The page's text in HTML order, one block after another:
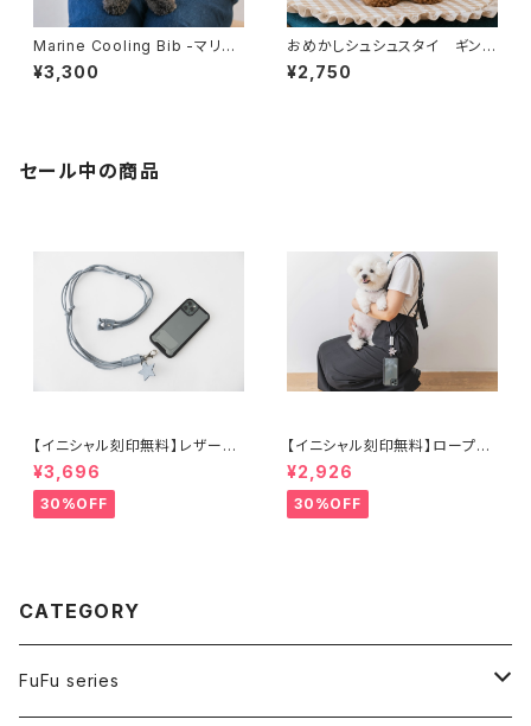
Marine Cooling Bib -マリン
クーリングスタイ(ポーチ付き）
- ブルー [オンライン限定]
¥3,300
おめかしシュシュスタイ ギンガ
ムベージュ×ホワイト
¥2,750
セール中の商品
【イニシャル刻印無料】レザース
マホストラップ ブルー
¥3,696
30%OFF
【イニシャル刻印無料】ロープス
マホストラップ シルバー
¥2,926
30%OFF
CATEGORY
FuFu series